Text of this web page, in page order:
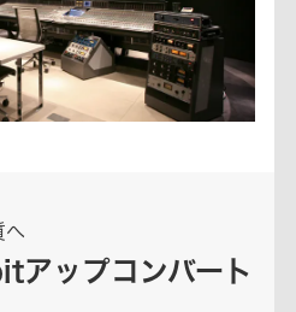
へ
ップコンバート